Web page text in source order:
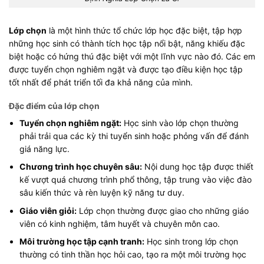
Lớp chọn là một hình thức tổ chức lớp học đặc biệt, tập hợp
những học sinh có thành tích học tập nổi bật, năng khiếu đặc
biệt hoặc có hứng thú đặc biệt với một lĩnh vực nào đó. Các em
được tuyển chọn nghiêm ngặt và được tạo điều kiện học tập
tốt nhất để phát triển tối đa khả năng của mình.
Đặc điểm của lớp chọn
Tuyển chọn nghiêm ngặt: Học sinh vào lớp chọn thường
phải trải qua các kỳ thi tuyển sinh hoặc phỏng vấn để đánh
giá năng lực.
Chương trình học chuyên sâu: Nội dung học tập được thiết
kế vượt quá chương trình phổ thông, tập trung vào việc đào
sâu kiến thức và rèn luyện kỹ năng tư duy.
Giáo viên giỏi: Lớp chọn thường được giao cho những giáo
viên có kinh nghiệm, tâm huyết và chuyên môn cao.
Môi trường học tập cạnh tranh: Học sinh trong lớp chọn
thường có tinh thần học hỏi cao, tạo ra một môi trường học